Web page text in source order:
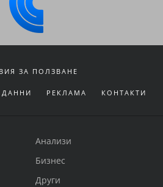
ЗА ПОЛЗВАНЕ
РЕКЛАМА КОНТАКТИ
Анализи
Бизнес
Други